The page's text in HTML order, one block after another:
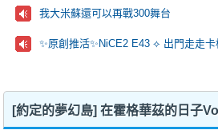
我大米蘇還可以再戰300舞台
✨原創推活✨NiCE2 E43 ⟡ 出門走走卡
[約定的夢幻島] 在霍格華茲的日子